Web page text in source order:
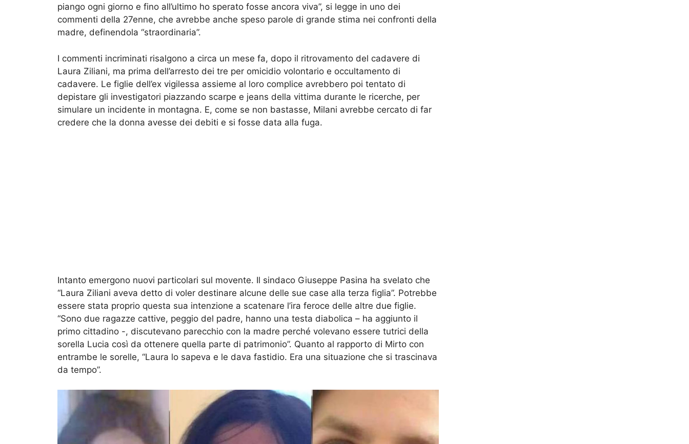
piango ogni giorno e fino all’ultimo ho sperato fosse ancora viva”, si legge in uno dei
commenti della 27enne, che avrebbe anche speso parole di grande stima nei confronti della
madre, definendola “straordinaria”.
I commenti incriminati risalgono a circa un mese fa, dopo il ritrovamento del cadavere di
Laura Ziliani, ma prima dell’arresto dei tre per omicidio volontario e occultamento di
cadavere. Le figlie dell’ex vigilessa assieme al loro complice avrebbero poi tentato di
depistare gli investigatori piazzando scarpe e jeans della vittima durante le ricerche, per
simulare un incidente in montagna. E, come se non bastasse, Milani avrebbe cercato di far
credere che la donna avesse dei debiti e si fosse data alla fuga.
Intanto emergono nuovi particolari sul movente. Il sindaco Giuseppe Pasina ha svelato che
“Laura Ziliani aveva detto di voler destinare alcune delle sue case alla terza figlia”. Potrebbe
essere stata proprio questa sua intenzione a scatenare l’ira feroce delle altre due figlie.
“Sono due ragazze cattive, peggio del padre, hanno una testa diabolica – ha aggiunto il
primo cittadino -, discutevano parecchio con la madre perché volevano essere tutrici della
sorella Lucia così da ottenere quella parte di patrimonio”. Quanto al rapporto di Mirto con
entrambe le sorelle, “Laura lo sapeva e le dava fastidio. Era una situazione che si trascinava
da tempo”.